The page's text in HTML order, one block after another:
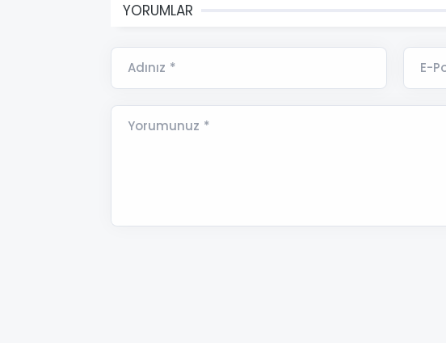
YORUMLAR
Adınız * E-
Yorumunuz *